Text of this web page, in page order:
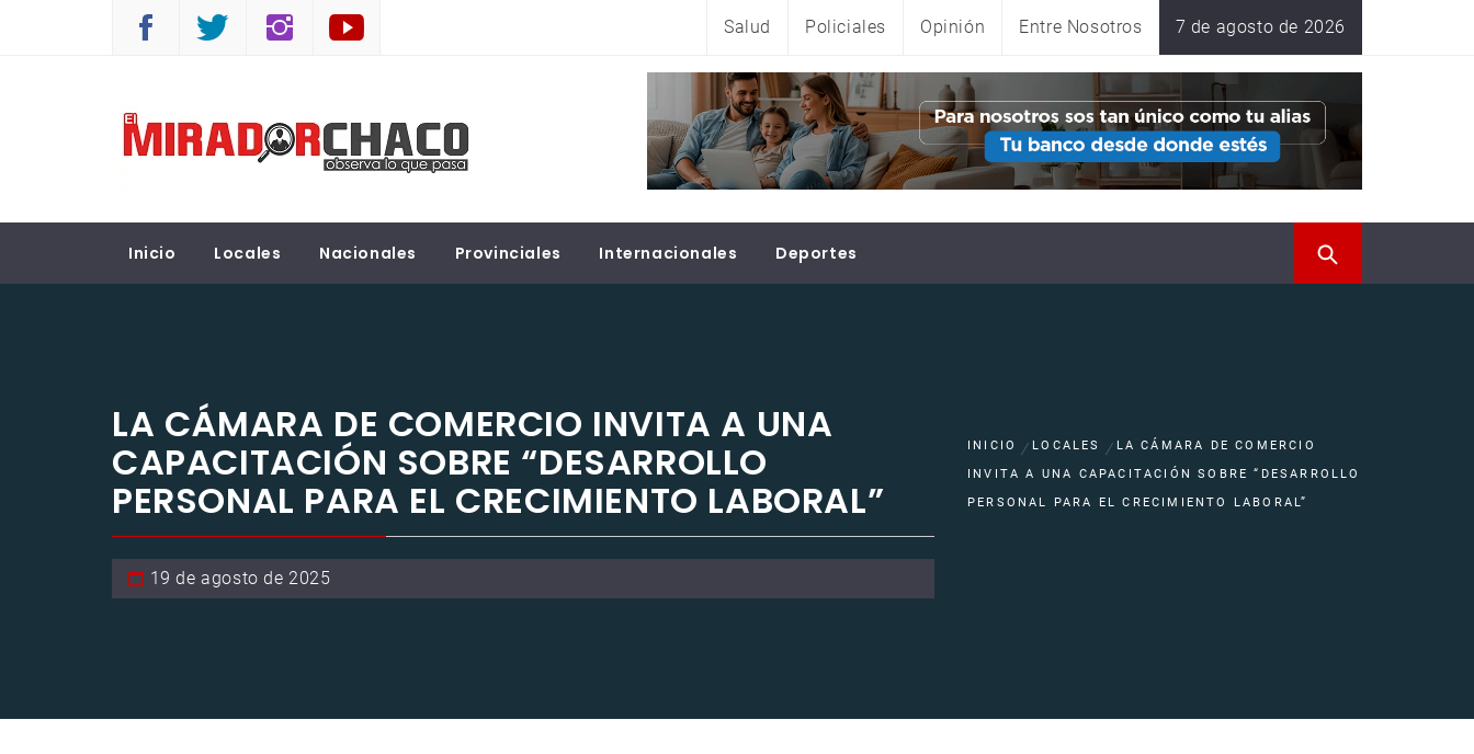
Salud Policiales Opinión Entre Nosotros 7 de agosto de 2026
EL MIRADOR CHACO
Inicio Locales Nacionales Provinciales Internacionales Deportes
LA CÁMARA DE COMERCIO INVITA A UNA
CAPACITACIÓN SOBRE “DESARROLLO
PERSONAL PARA EL CRECIMIENTO LABORAL”
19 de agosto de 2025
INICIO LOCALES
LA CÁMARA DE COMERCIO
INVITA A UNA CAPACITACIÓN SOBRE “DESARROLLO
PERSONAL PARA EL CRECIMIENTO LABORAL”